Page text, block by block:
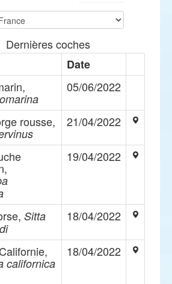
Dernières coches
Date
05/06/2022
rousse, 21/04/2022
19/04/2022
Sitta
18/04/2022
californica
18/04/2022